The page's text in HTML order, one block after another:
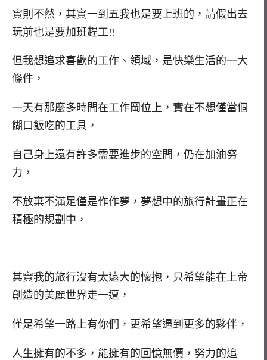
實則不然，其實一到五我也是要上班的，請假出去
玩前也是要加班趕工!!
但我想追求喜歡的工作、領域，是快樂生活的一大
條件，
一天有那麼多時間在工作岡位上，實在不想僅當個
餬口飯吃的工具，
自己身上還有許多需要進步的空間，仍在加油努
力，
不放棄不滿足僅是作作夢，夢想中的旅行計畫正在
積極的規劃中，
其實我的旅行沒有太遠大的懷抱，只希望能在上帝
創造的美麗世界走一遭，
僅是希望一路上有你們，更希望遇到更多的夥伴，
人生擁有的不多，能擁有的回憶無價，努力的追